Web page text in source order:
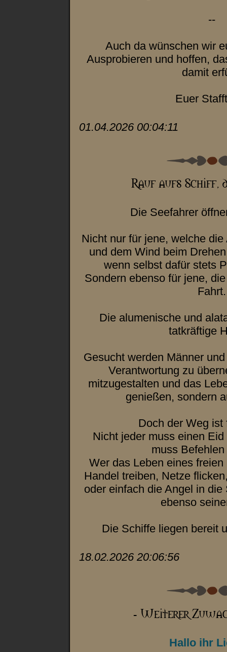
--
Auch da wünschen wir
Ausprobieren und hoffen,
damit
Euer
01.04.2026 00:04:11
Die Seefahrer
Nicht nur für jene, welche
und dem Wind beim
wenn selbst dafür stets
Sondern ebenso für jene,
Fahrt.
Die alumenische und
tatkräftige
Gesucht werden Männer
Verantwortung zu
mitzugestalten und das
genießen, sondern
Doch der Weg ist
Nicht jeder muss einen
muss
Wer das Leben eines
Handel treiben, Netze
oder einfach die Angel in
ebenso
Die Schiffe liegen bereit
18.02.2026 20:06:56
Hallo ihr